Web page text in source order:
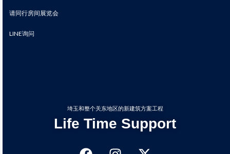
请同行房间展览会
LINE询问
埼玉和整个关东地区的新建筑方案工程
Life Time Support